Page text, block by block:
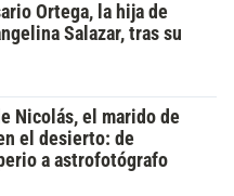
Ortega, la hija de
Salazar, tras su
Nicolás, el marido de
el desierto: de
a astrofotógrafo